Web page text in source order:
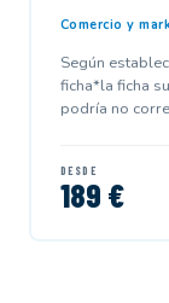
Comercio y
Según
ficha*la ficha
podría no
DESDE
189 €